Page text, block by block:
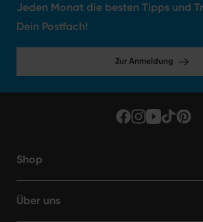
Jeden Monat die besten Tipps und
Dein Postfach!
Zur Anmeldung
Shop
Über uns